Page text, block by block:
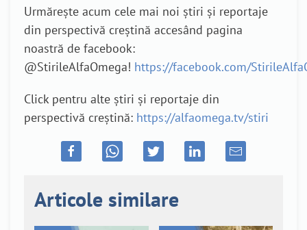
Urmărește acum cele mai noi știri și reportaje
din perspectivă creștină accesând pagina
noastră de facebook:
@StirileAlfaOmega! https://facebook.com/
Click pentru alte știri și reportaje din
perspectivă creștină: https://alfaomega.tv/stiri
Articole similare